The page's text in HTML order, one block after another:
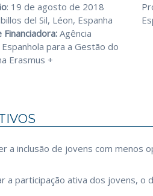
: 19 de agosto de 2018
del Sil, Léon, Espanha
Financiadora: Agência
Espanhola para a Gestão do
Erasmus +
a inclusão de jovens com menos
a participação ativa dos jovens, o